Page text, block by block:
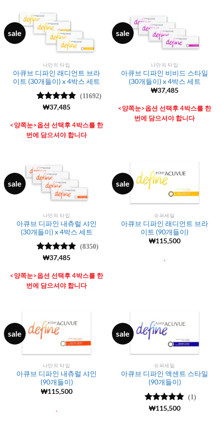
sale
나만의 타입
아큐브 디파인 래디언트 브라
이트 (30개들이) x 4박스 세트
5 중에서
가됨
(11692)
₩37,485
<양쪽눈>옵션 선택후 4박스를 한
번에 담으셔야 합니다
sale
나만의 타입
아큐브 디파인 비비드 스타일
(30개들이) x 4박스 세트
₩37,485
<양쪽눈>옵션 선택후 4박스를 한
번에 담으셔야 합니다
sale
나만의 타입
아큐브 디파인 내츄럴 샤인
(30개들이) x 4박스 세트
5 중에서
가됨
(8350)
₩37,485
<양쪽눈>옵션 선택후 4박스를 한
번에 담으셔야 합니다
sale
슈퍼세일
아큐브 디파인 래디언트 브라
이트 (90개들이)
₩115,500
.
sale
나만의 타입
아큐브 디파인 내츄럴 샤인
(90개들이)
₩115,500
.
sale
슈퍼세일
아큐브 디파인 액센트 스타일
(90개들이)
5 중에서5
(1)
₩115,500